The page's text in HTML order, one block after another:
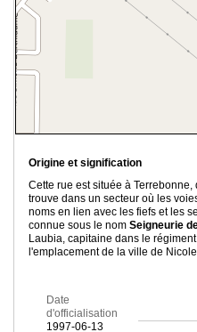
Origine et signification
Cette rue est située à
trouve dans un secteur où les
noms en lien avec les fiefs et les
connue sous le nom Seigneurie
Laubia, capitaine dans le
l'emplacement de la ville de
Date
d'officialisation
1997-06-13